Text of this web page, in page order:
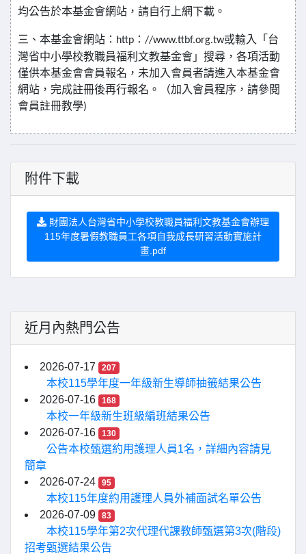
均公告於本基金會網站，請自行上網下載。
三、本基金會網站： http ： //www.ttbf.org.tw或輸入「台
灣省中小學校教職員福利文教基金會」搜尋，各項活動
僅供本基金會會員報名，未加入會員者請進入本基金會
網站，完成註冊後再行報名。（加入會員程序，請參閱
會員註冊教學)
附件下載
財團法人台灣省中小學校教職員福利文教基金會辦理
115年度暑假教職員工各項自我成長研習活動實施計
畫.pdf
近月內熱門公告
2026-07-17 207
本校115學年度一年級新生導師抽籤結果公告
2026-07-16
168
本校一年級新生班級編班結果公告
2026-07-16
130
公告本校甄選約用護理人員1名，詳細內容請見
簡章
2026-07-24
95
本校115年度約用護理人員外補面試名單公告
2026-07-09
83
本校115學年第2次代理代課教師甄選第3次(階段)
招考甄選結果公告